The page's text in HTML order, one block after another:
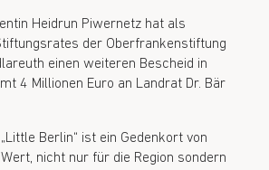
Heidrun Piwernetz hat als
der Oberfrankenstiftung
einen weiteren Bescheid in
4 Millionen Euro an Landrat Dr. Bär
Berlin“ ist ein Gedenkort von
nicht nur für die Region sondern